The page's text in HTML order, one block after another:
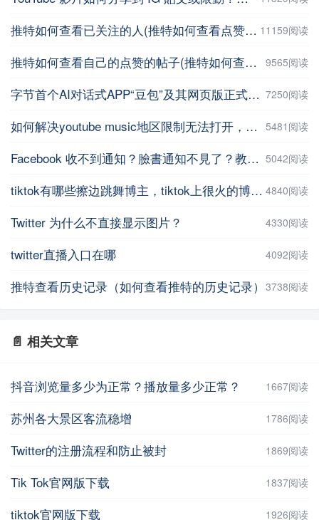
推特如何查看已关注的人(推特如何查看点赞记录) 11159阅读
推特如何查看自己的点赞的帖子(推特如何查看自己的点赞的帖子数量 ) 9565阅读
字节首个AI对话式APP“豆包”及其网页版正式上线 7250阅读
如何解决youtube music地区限制无法打开，并在手机上进行下载操作 5481阅读
Facebook 收不到通知？臉書通知不見了？教你5招輕鬆解決 | iPhoneTipSo 5042阅读
tiktok有哪些擦边跳舞博主，tiktok上很火的博主盘点 4840阅读
Twitter 为什么不直接显示图片？ 4330阅读
twitter直播入口在哪 4092阅读
推特查看历史记录（如何查看推特的历史记录） 3738阅读
📄 相关文章
抖音浏览量多少为正常？播放量多少正常？ 1667阅读
苏州各大景区客流稳增 1786阅读
Twitter的注册流程和防止被封 1869阅读
Tik Tok官网版下载 1837阅读
tiktok官网版下载 1926阅读